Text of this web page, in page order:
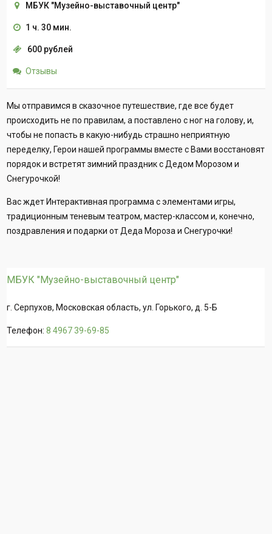
МБУК "Музейно-выставочный центр"
1 ч. 30 мин.
600 рублей
Отзывы
Мы отправимся в сказочное путешествие, где все будет
происходить не по правилам, а поставлено с ног на голову, и,
чтобы не попасть в какую-нибудь страшно неприятную
переделку, Герои нашей программы вместе с Вами восстановят
порядок и встретят зимний праздник с Дедом Морозом и
Снегурочкой!
Вас ждет Интерактивная программа с элементами игры,
традиционным теневым театром, мастер-классом и, конечно,
поздравления и подарки от Деда Мороза и Снегурочки!
МБУК "Музейно-выставочный центр"
г. Серпухов, Московская область, ул. Горького, д. 5-Б
Телефон:8 4967 39-69-85